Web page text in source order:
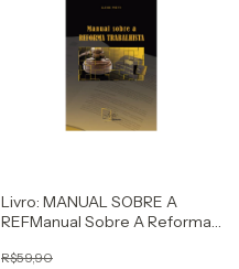
Livro: MANUAL SOBRE A
REFManual Sobre A Reforma
R$59,90